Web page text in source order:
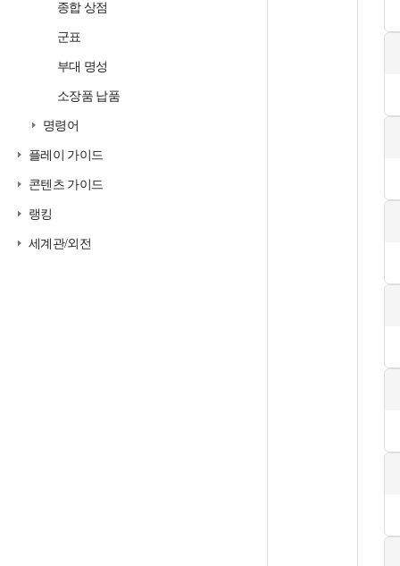
종합 상점
군표
부대 명성
소장품 납품
명령어
플레이 가이드
콘텐츠 가이드
랭킹
세계관/외전